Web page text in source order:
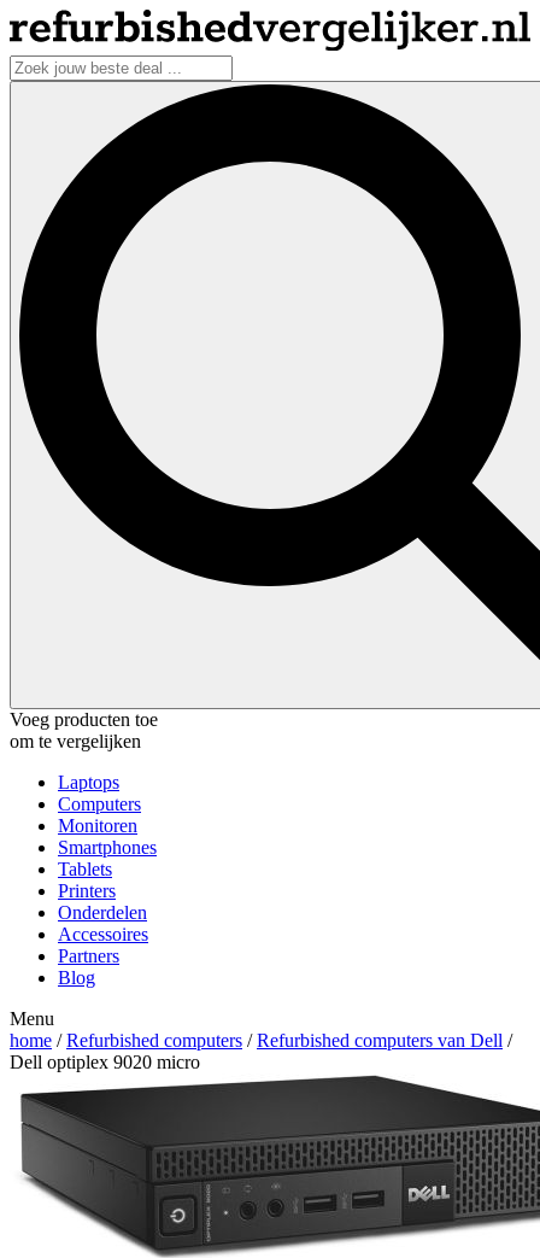
Voeg producten toe
om te vergelijken
Laptops
Computers
Monitoren
Smartphones
Tablets
Printers
Onderdelen
Accessoires
Partners
Blog
Menu
home /Refurbished computers /Refurbished computers van Dell /
Dell optiplex 9020 micro